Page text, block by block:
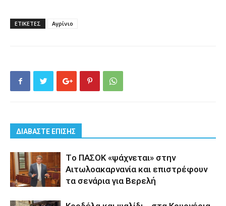
ΕΤΙΚΕΤΕΣ Αγρίνιο
ΔΙΑΒΑΣΤΕ ΕΠΙΣΗΣ
Tο ΠΑΣΟΚ «ψάχνεται» στην
Αιτωλοακαρνανία και επιστρέφουν
τα σενάρια για Βερελή